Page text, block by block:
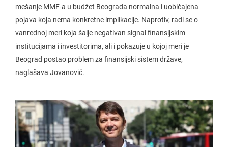
mešanje MMF-a u budžet Beograda normalna i uobičajena
pojava koja nema konkretne implikacije. Naprotiv, radi se o
vanrednoj meri koja šalje negativan signal finansijskim
institucijama i investitorima, ali i pokazuje u kojoj meri je
Beograd postao problem za finansijski sistem države,
naglašava Jovanović.